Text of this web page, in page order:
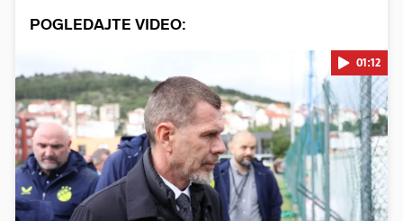
POGLEDAJTE VIDEO:
Pokretanje videa...
01:12